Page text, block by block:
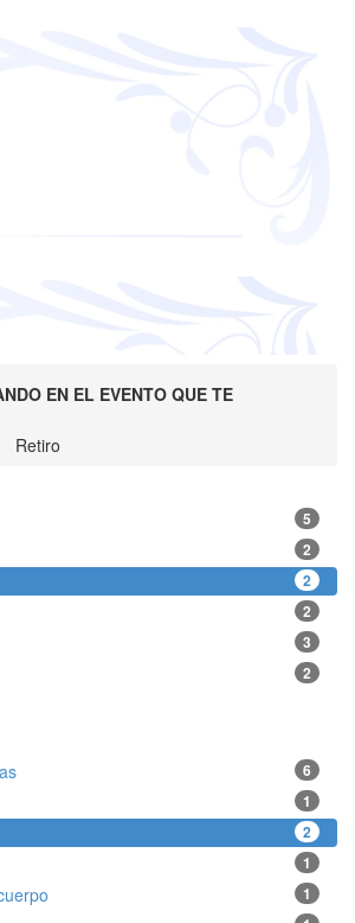
EN EL EVENTO QUE TE
Retiro
5
2
2
2
3
2
6
1
2
1
1